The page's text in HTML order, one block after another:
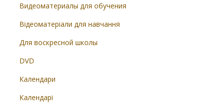
Видеоматериалы для обучения
Відеоматеріали для навчання
Для воскресной школы
DVD
Календари
Календарі